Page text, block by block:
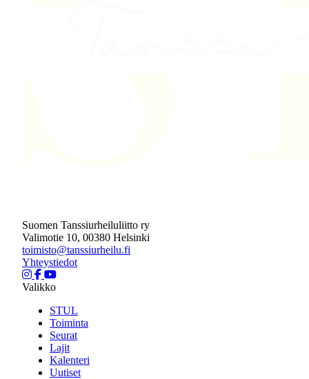
Suomen Tanssiurheiluliitto ry
Valimotie 10, 00380 Helsinki
toimisto@tanssiurheilu.fi
Yhteystiedot
Valikko
STUL
Toiminta
Seurat
Lajit
Kalenteri
Uutiset